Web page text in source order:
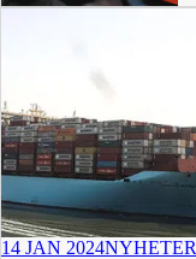
14 JAN 2024NYHETER